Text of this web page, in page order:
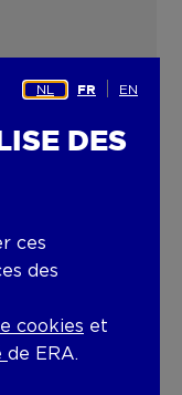
NL FR EN
DES
ces
des
cookies et
de ERA.